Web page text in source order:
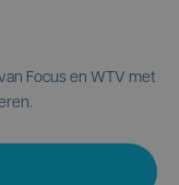
Focus en WTV met